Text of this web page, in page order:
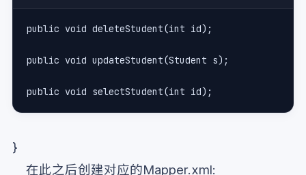
public void deleteStudent(int id);
public void updateStudent(Student s);
public void selectStudent(int id);
}
在此之后创建对应的Mapper.xml: